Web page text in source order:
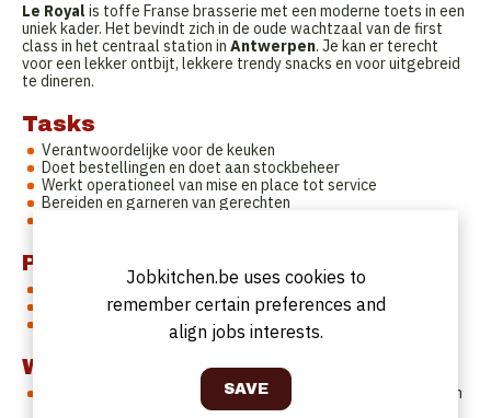
Le Royal is toffe Franse brasserie met een moderne toets in een
uniek kader. Het bevindt zich in de oude wachtzaal van de first
class in het centraal station in Antwerpen. Je kan er terecht
voor een lekker ontbijt, lekkere trendy snacks en voor uitgebreid
te dineren.
Tasks
Verantwoordelijke voor de keuken
Doet bestellingen en doet aan stockbeheer
Werkt operationeel van mise en place tot service
Bereiden en garneren van gerechten
Profile
Alleenwerkend kok met relevante ervaring
Met kennis van de klassieke Belgisch-Franse keuken
Zeer goede kennis van Nederlands of Engels is vereist
Work Schedule
Goede uren - Exact uurrooster is bespreekbaar (openingsuren
Jobkitchen.be uses cookies to
remember certain preferences and
align jobs interests.